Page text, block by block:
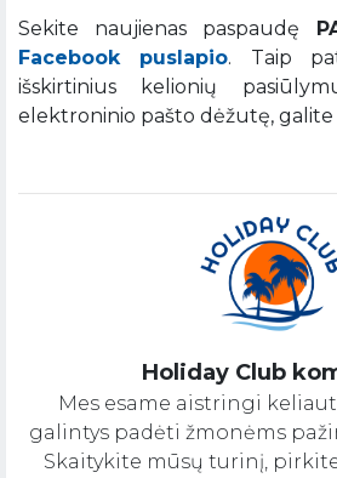
Sekite naujienas paspaudę
Facebook puslapio. Taip
išskirtinius kelionių
elektroninio pašto dėžutę,
Holiday Club
Mes esame aistringi
galintys padėti žmonėms
Skaitykite mūsų turinį,